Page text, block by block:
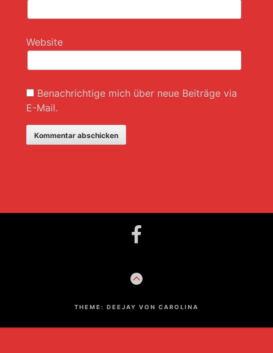
Website
Benachrichtige mich über neue Beiträge via
E-Mail.
Facebook
ZUM
THEME: DEEJAY VON CAROLINA